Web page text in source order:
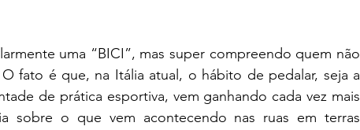
uma “BICI”, mas super compreendo quem não
fato é que, na Itália atual, o hábito de pedalar, seja a
de prática esportiva, vem ganhando cada vez mais
sobre o que vem acontecendo nas ruas em terras